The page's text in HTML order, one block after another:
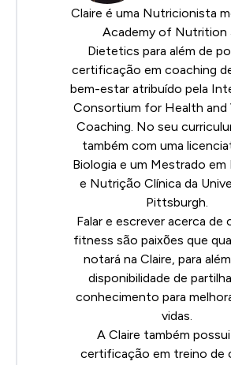
Claire é uma Nutricionista
Academy of Nutrition
Dietetics para além de
certificação em coaching
bem-estar atribuído pela
Consortium for Health and
Coaching . No seu
também com uma
Biologia e um Mestrado em
e Nutrição Clínica da
Pittsburgh.
Falar e escrever acerca de
fitness são paixões que
notará na Claire, para
disponibilidade de
conhecimento para
vidas.
A Claire também
certificação em treino de